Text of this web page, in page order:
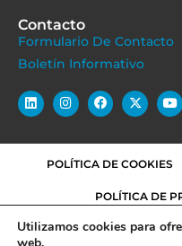
Contacto
Formulario De Contacto
Boletín Informativo
POLÍTICA DE COOKIES
POLÍTICA DE
Utilizamos cookies para